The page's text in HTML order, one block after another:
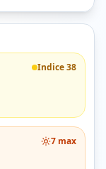
Indice38
7 max